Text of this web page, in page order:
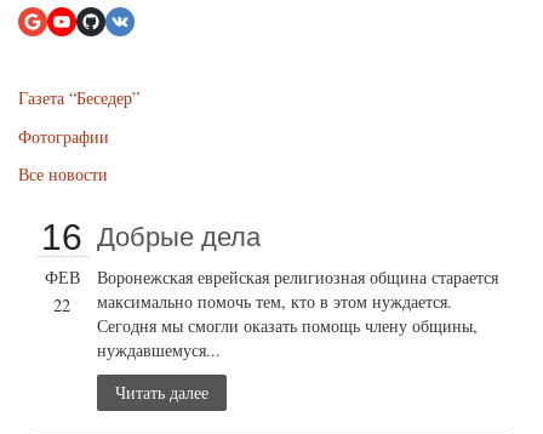
Газета “Беседер”
Фотографии
Все новости
16
ФЕВ
22
Добрые дела
Воронежская еврейская религиозная община старается
максимально помочь тем, кто в этом нуждается.
Сегодня мы смогли оказать помощь члену общины,
нуждавшемуся...
Читать далее